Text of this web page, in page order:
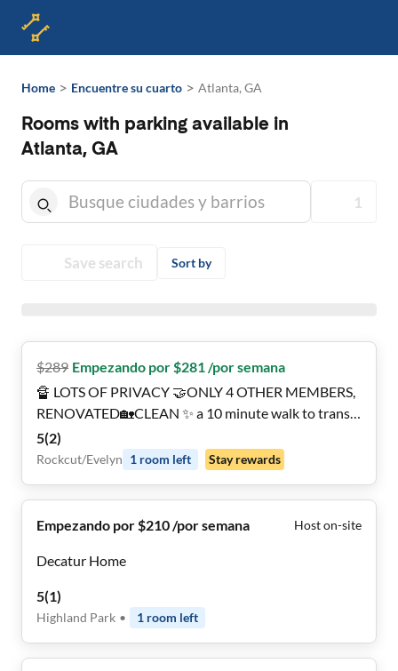
Home > Encuentre su cuarto > Atlanta, GA
Rooms with parking available in
Atlanta, GA
1
Save search Sort by
$289 Empezando por $281 /por semana
🔏 LOTS OF PRIVACY 🤝ONLY 4 OTHER MEMBERS,
RENOVATED🏡CLEAN ✨ a 10 minute walk to transit
stop Conley Rd & Thurman Rd ℹ️ PROFESSIONAL
SUPER HOST 🅿️ LOTS OF PARKING
5(2)
Rockcut/Evelyn 1 room left Stay rewards
Empezando por $210 /por semana Host on-site
Decatur Home
5(1)
Highland Park • 1 room left